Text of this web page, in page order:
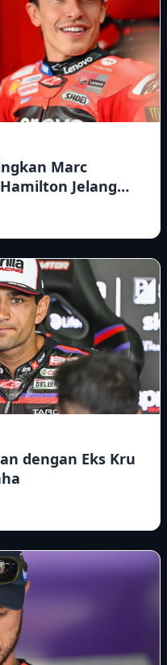
Marc
Jelang
dengan Eks Kru